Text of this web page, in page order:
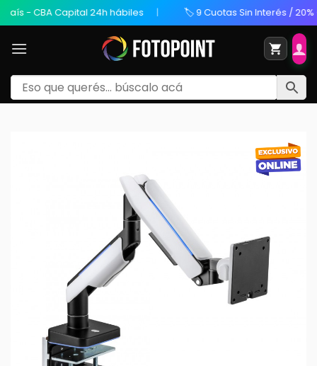
- CBA Capital 24h hábiles 🏷️ 9 Cuotas Sin Interés / 20%